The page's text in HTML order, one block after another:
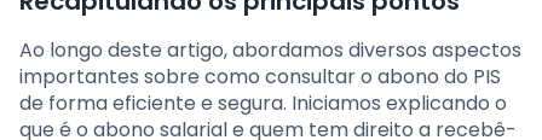
Ao longo deste artigo, abordamos diversos aspectos
importantes sobre como consultar o abono do PIS
de forma eficiente e segura. Iniciamos explicando o
que é o abono salarial e quem tem direito a recebê-